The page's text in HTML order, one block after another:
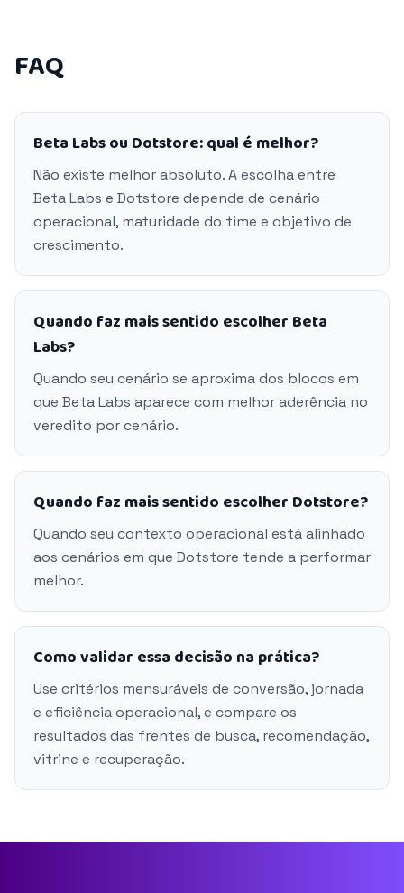
FAQ
Beta Labs ou Dotstore: qual é melhor?
Não existe melhor absoluto. A escolha entre
Beta Labs e Dotstore depende de cenário
operacional, maturidade do time e objetivo de
crescimento.
Quando faz mais sentido escolher Beta
Labs?
Quando seu cenário se aproxima dos blocos em
que Beta Labs aparece com melhor aderência no
veredito por cenário.
Quando faz mais sentido escolher Dotstore?
Quando seu contexto operacional está alinhado
aos cenários em que Dotstore tende a performar
melhor.
Como validar essa decisão na prática?
Use critérios mensuráveis de conversão, jornada
e eficiência operacional, e compare os
resultados das frentes de busca, recomendação,
vitrine e recuperação.